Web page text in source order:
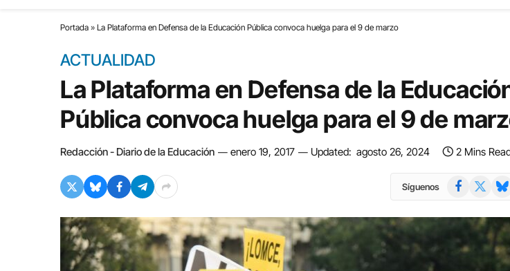
Portada » La Plataforma en Defensa de la Educación Pública convoca huelga para el 9 de marzo
ACTUALIDAD
La Plataforma en Defensa de la
Pública convoca huelga para el 9 de
Redacción - Diario de la Educación enero 19, 2017 Updated: agosto 26, 2024 2 Mins
Síguenos Facebook